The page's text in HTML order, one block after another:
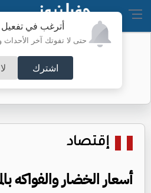
أترغب في تفعيل
حتى لا تفوتك آخر الأحداث
اشترك
عطاء حكومي
إقتصاد
أسعار الخضار والفواكه